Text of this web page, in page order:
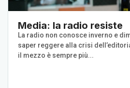
Media: la radio resiste
La radio non conosce inverno e
saper reggere alla crisi
il mezzo è sempre più...